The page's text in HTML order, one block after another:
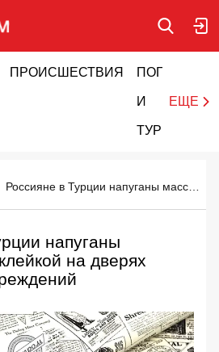
ПРОИСШЕСТВИЯ ПОГОДА
И
ТУРИЗМ
ЕЩЕ
напуганы
на дверях